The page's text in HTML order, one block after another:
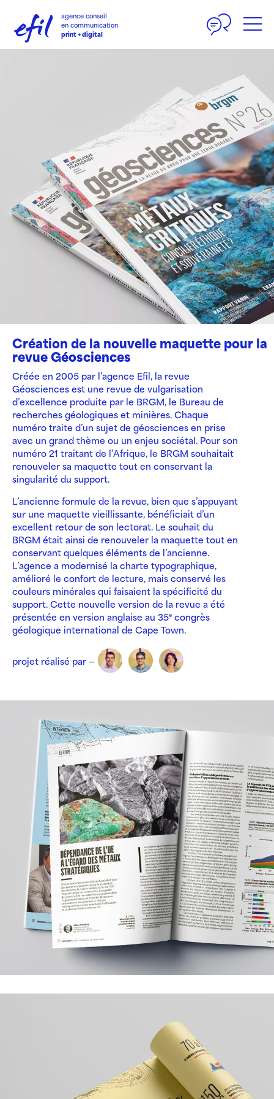
agence conseil
en communication
print + digital
Création de la nouvelle maquette pour la
revue Géosciences
Créée en 2005 par l’agence Efil, la revue
Géosciences est une revue de vulgarisation
d’excellence produite par le BRGM, le Bureau de
recherches géologiques et minières. Chaque
numéro traite d’un sujet de géosciences en prise
avec un grand thème ou un enjeu sociétal. Pour son
numéro 21 traitant de l’Afrique, le BRGM souhaitait
renouveler sa maquette tout en conservant la
singularité du support.
L’ancienne formule de la revue, bien que s’appuyant
sur une maquette vieillissante, bénéficiait d’un
excellent retour de son lectorat. Le souhait du
BRGM était ainsi de renouveler la maquette tout en
conservant quelques éléments de l’ancienne.
L’agence a modernisé la charte typographique,
amélioré le confort de lecture, mais conservé les
couleurs minérales qui faisaient la spécificité du
support. Cette nouvelle version de la revue a été
présentée en version anglaise au 35e congrès
géologique international de Cape Town.
projet réalisé par —